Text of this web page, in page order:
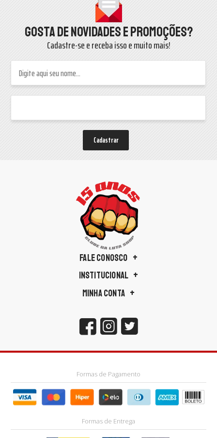
Gosta de novidades e promoções?
Cadastre-se e receba isso e muito mais!
Cadastrar
FALE CONOSCO
INSTITUCIONAL
MINHA CONTA
Formas de Pagamento
Formas de Entrega